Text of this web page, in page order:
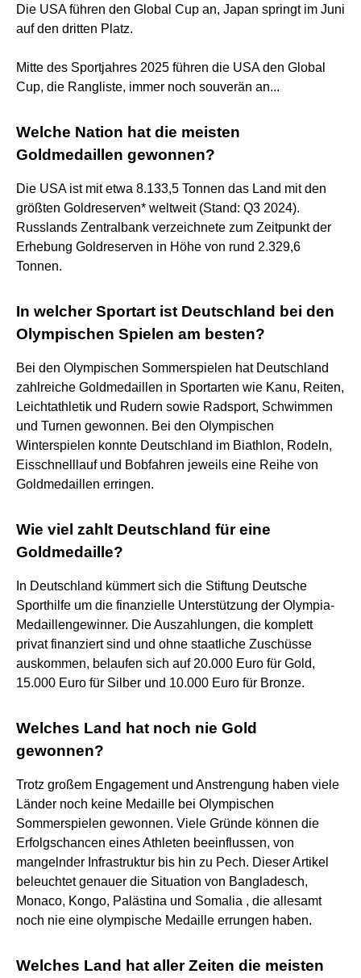
Die USA führen den Global Cup an, Japan springt im Juni
auf den dritten Platz.
Mitte des Sportjahres 2025 führen die USA den Global
Cup, die Rangliste, immer noch souverän an...
Welche Nation hat die meisten
Goldmedaillen gewonnen?
Die USA ist mit etwa 8.133,5 Tonnen das Land mit den
größten Goldreserven* weltweit (Stand: Q3 2024).
Russlands Zentralbank verzeichnete zum Zeitpunkt der
Erhebung Goldreserven in Höhe von rund 2.329,6
Tonnen.
In welcher Sportart ist Deutschland bei den
Olympischen Spielen am besten?
Bei den Olympischen Sommerspielen hat Deutschland
zahlreiche Goldmedaillen in Sportarten wie Kanu, Reiten,
Leichtathletik und Rudern sowie Radsport, Schwimmen
und Turnen gewonnen. Bei den Olympischen
Winterspielen konnte Deutschland im Biathlon, Rodeln,
Eisschnelllauf und Bobfahren jeweils eine Reihe von
Goldmedaillen erringen.
Wie viel zahlt Deutschland für eine
Goldmedaille?
In Deutschland kümmert sich die Stiftung Deutsche
Sporthilfe um die finanzielle Unterstützung der Olympia-
Medaillengewinner. Die Auszahlungen, die komplett
privat finanziert sind und ohne staatliche Zuschüsse
auskommen, belaufen sich auf 20.000 Euro für Gold,
15.000 Euro für Silber und 10.000 Euro für Bronze.
Welches Land hat noch nie Gold
gewonnen?
Trotz großem Engagement und Anstrengung haben viele
Länder noch keine Medaille bei Olympischen
Sommerspielen gewonnen. Viele Gründe können die
Erfolgschancen eines Athleten beeinflussen, von
mangelnder Infrastruktur bis hin zu Pech. Dieser Artikel
beleuchtet genauer die Situation von Bangladesch,
Monaco, Kongo, Palästina und Somalia , die allesamt
noch nie eine olympische Medaille errungen haben.
Welches Land hat aller Zeiten die meisten